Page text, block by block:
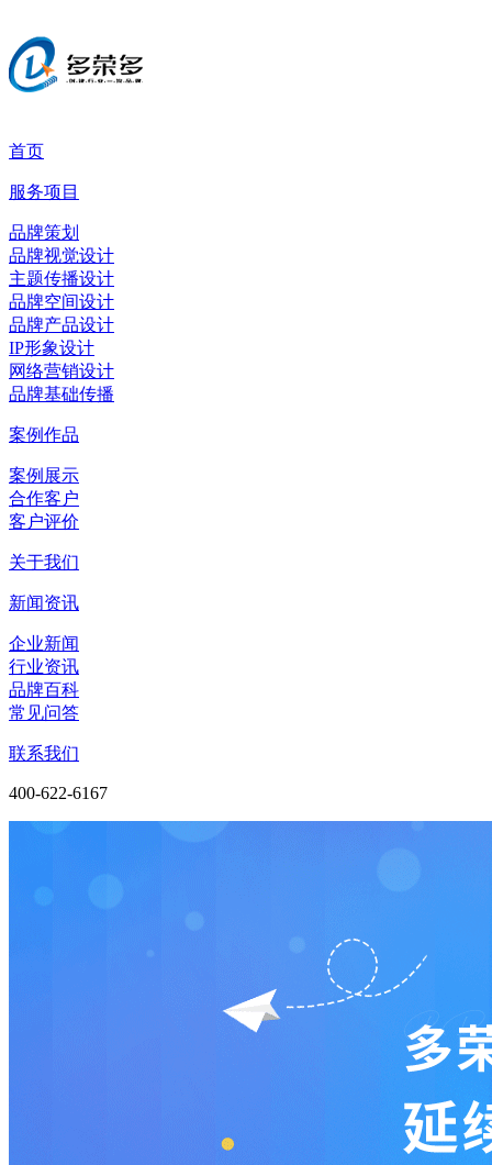
首页
服务项目
品牌策划
品牌视觉设计
主题传播设计
品牌空间设计
品牌产品设计
IP形象设计
网络营销设计
品牌基础传播
案例作品
案例展示
合作客户
客户评价
关于我们
新闻资讯
企业新闻
行业资讯
品牌百科
常见问答
联系我们
400-622-6167